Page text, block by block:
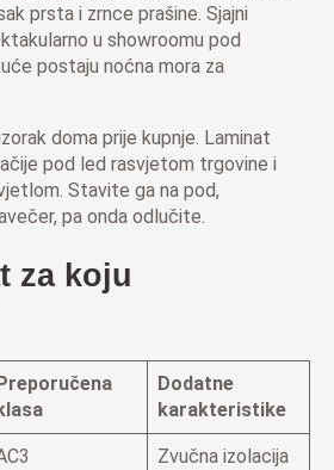
prsta i zrnce prašine. Sjajni
u showroomu pod
postaju noćna mora za
doma prije kupnje. Laminat
pod led rasvjetom trgovine i
Stavite ga na pod,
pa onda odlučite.
za koju
Dodatne
karakteristike
Zvučna izolacija